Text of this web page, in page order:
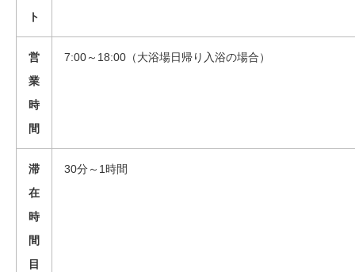
ト
営
業
時
間
7:00～18:00（大浴場日帰り入浴の場合）
滞
在
時
間
目
30分～1時間